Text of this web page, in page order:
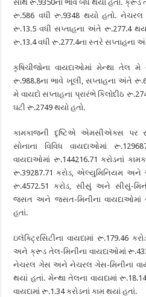
સાથે રૂ.9350ના ભાવે બંધ થયો હતો. ક્રૂડ
રૂ.586 વધી રૂ.9348 થયો હતો.
રૂ.13.5 વધી સપ્તાહના અંતે રૂ.277.4
રૂ.13.4 વધી રૂ.277.4ના સ્તરે સપ્તાહના
કૃષિચીજોના વાયદાઓમાં મેન્થા તેલ મે
રૂ.988.8ના ભાવે ખૂલી, સપ્તાહના અંતે
મે વાયદો સપ્તાહના પ્રારંભે કિલોદીઠ
ઘટી રૂ.2749 થયો હતો.
કામકાજની દૃષ્ટિએ એમસીએક્સ પર
સોનાના વિવિધ વાયદાઓમાં
વાયદાઓમાં રૂ.144216.71 કરોડનાં
રૂ.39287.71 કરોડ, એલ્યુમિનિયમ અને
રૂ.4572.51 કરોડ, સીસું અને સીસું-
જસત અને જસત-મિનીના વાયદાઓમાં
હતાં.
ઇલેક્ટ્રિસિટીના વાયદામાં રૂ.179.46
અને ક્રૂડ તેલ-મિનીના વાયદાઓમાં
નેચરલ ગેસ અને નેચરલ ગેસ-મિનીના
થયાં હતાં. મેન્થા તેલના વાયદામાં
વાયદામાં રૂ.1.34 કરોડનાં કામ થયાં હતાં.